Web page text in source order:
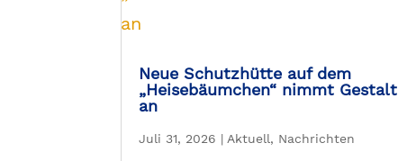
Neue Schutzhütte auf dem
„Heisebäumchen“ nimmt Gestalt
an
Juli 31, 2026 | Aktuell, Nachrichten